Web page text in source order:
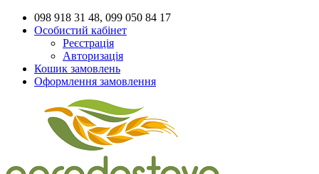
098 918 31 48, 099 050 84 17
Особистий кабінет
Реєстрація
Авторизація
Кошик замовлень
Оформлення замовлення